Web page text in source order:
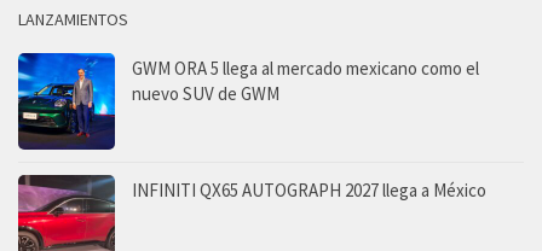
LANZAMIENTOS
GWM ORA 5 llega al mercado mexicano como el
nuevo SUV de GWM
INFINITI QX65 AUTOGRAPH 2027 llega a México